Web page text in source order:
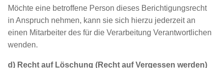
Möchte eine betroffene Person dieses Berichtigungsrecht
in Anspruch nehmen, kann sie sich hierzu jederzeit an
einen Mitarbeiter des für die Verarbeitung Verantwortlichen
wenden.
d) Recht auf Löschung (Recht auf Vergessen werden)